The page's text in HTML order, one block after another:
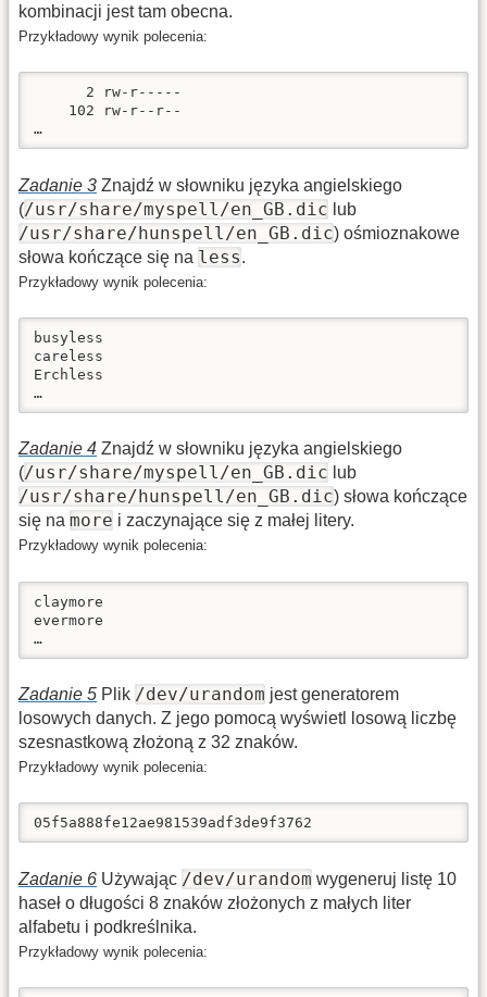
kombinacji jest tam obecna.
Przykładowy wynik polecenia:
      2 rw-r-----
    102 rw-r--r--
…
Zadanie 3 Znajdź w słowniku języka angielskiego
(/usr/share/myspell/en_GB.dic lub
/usr/share/hunspell/en_GB.dic) ośmioznakowe
słowa kończące się na less.
Przykładowy wynik polecenia:
busyless
careless
Erchless
…
Zadanie 4 Znajdź w słowniku języka angielskiego
(/usr/share/myspell/en_GB.dic lub
/usr/share/hunspell/en_GB.dic) słowa kończące
się na more i zaczynające się z małej litery.
Przykładowy wynik polecenia:
claymore
evermore
…
Zadanie 5 Plik /dev/urandom jest generatorem
losowych danych. Z jego pomocą wyświetl losową liczbę
szesnastkową złożoną z 32 znaków.
Przykładowy wynik polecenia:
05f5a888fe12ae981539adf3de9f3762
Zadanie 6 Używając /dev/urandom wygeneruj listę 10
haseł o długości 8 znaków złożonych z małych liter
alfabetu i podkreślnika.
Przykładowy wynik polecenia: